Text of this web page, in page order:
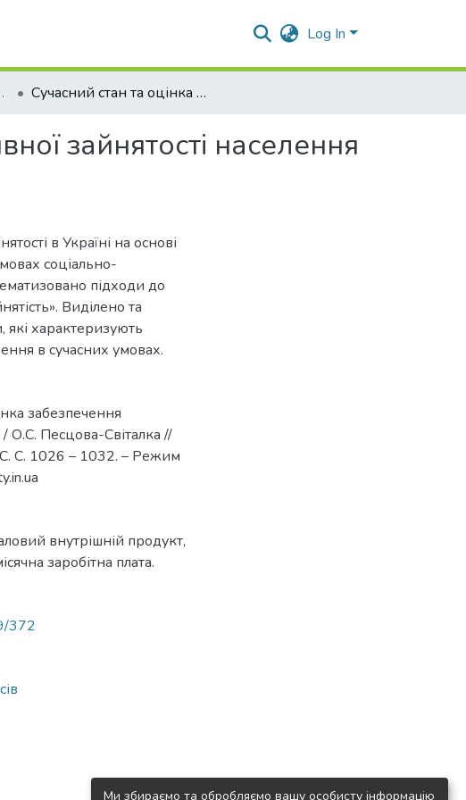
Log In
фінансів Сучасний стан та оцінка забезпечення ефективної зайнятості населення в Україні
зайнятості населення
в Україні на основі
соціально-
підходи до
Виділено та
які характеризують
в сучасних умовах.
забезпечення
/ О.С. Песцова-Світалка //
С. С. 1026 – 1032. – Режим
внутрішній продукт,
заробітна плата.
372
Ми збираємо та обробляємо вашу особисту інформацію